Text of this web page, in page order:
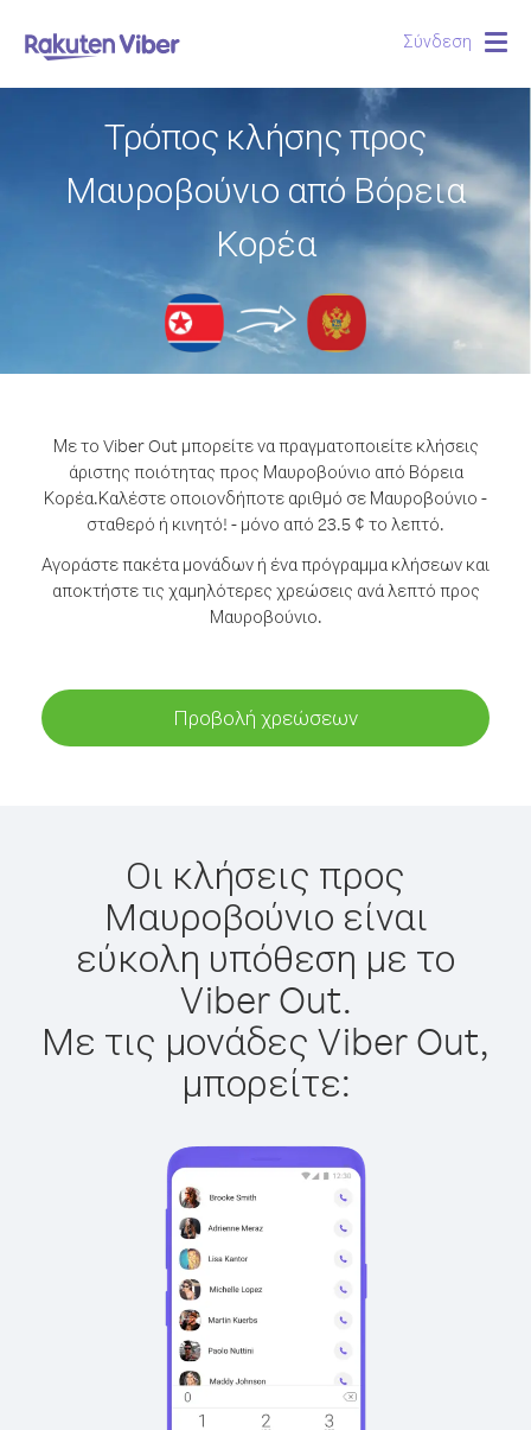
Σύνδεση
Τρόπος κλήσης προς
Μαυροβούνιο από Βόρεια
Κορέα
Με το Viber Out μπορείτε να πραγματοποιείτε κλήσεις
άριστης ποιότητας προς Μαυροβούνιο από Βόρεια
Κορέα.Καλέστε οποιονδήποτε αριθμό σε Μαυροβούνιο -
σταθερό ή κινητό! - μόνο από 23.5 ¢ το λεπτό.
Αγοράστε πακέτα μονάδων ή ένα πρόγραμμα κλήσεων και
αποκτήστε τις χαμηλότερες χρεώσεις ανά λεπτό προς
Μαυροβούνιο.
Προβολή χρεώσεων
Οι κλήσεις προς
Μαυροβούνιο είναι
εύκολη υπόθεση με το
Viber Out.
Με τις μονάδες Viber Out,
μπορείτε: